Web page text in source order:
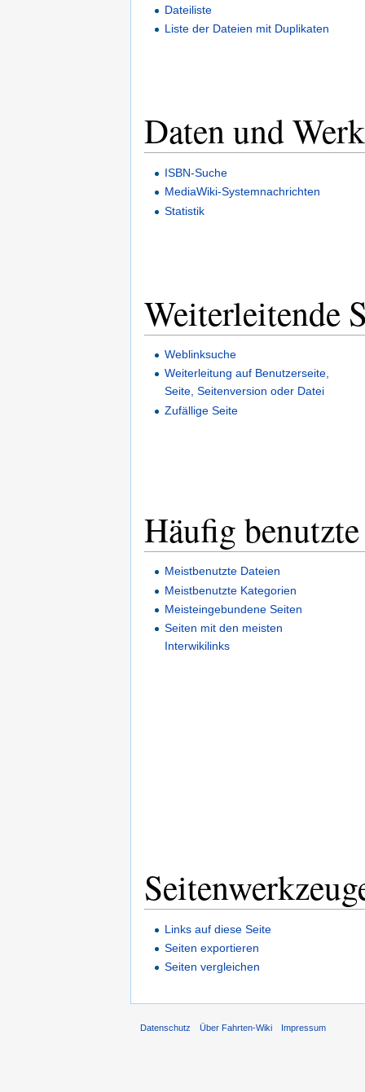
Dateiliste
Liste der Dateien mit Duplikaten
Daten und
ISBN-Suche
MediaWiki-Systemnachrichten
Statistik
Weiterleitende
Weblinksuche
Weiterleitung auf Benutzerseite,
Seite, Seitenversion oder Datei
Zufällige Seite
Häufig
Meistbenutzte Dateien
Meistbenutzte Kategorien
Meisteingebundene Seiten
Seiten mit den meisten
Interwikilinks
Links auf diese Seite
Seiten exportieren
Seiten vergleichen
Datenschutz Über Fahrten-Wiki Impressum